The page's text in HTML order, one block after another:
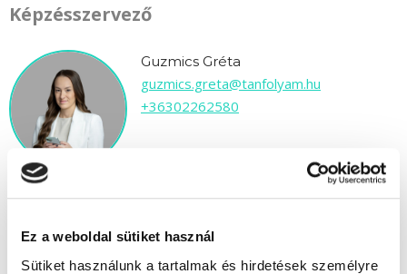
Ez a weboldal sütiket használ
Sütiket használunk a tartalmak és hirdetések személyre
Képzésszervező
Guzmics Gréta
guzmics.greta@tanfolyam.hu
+36302262580
" C " csoport